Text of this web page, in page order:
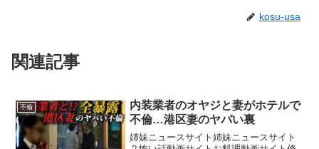
kosu-usa
関連記事
不倫
内装業者のオヤジと妻がホテルで
不倫…港区妻のヤバい裏
姉妹ニュースサイト姉妹ニュースサイト